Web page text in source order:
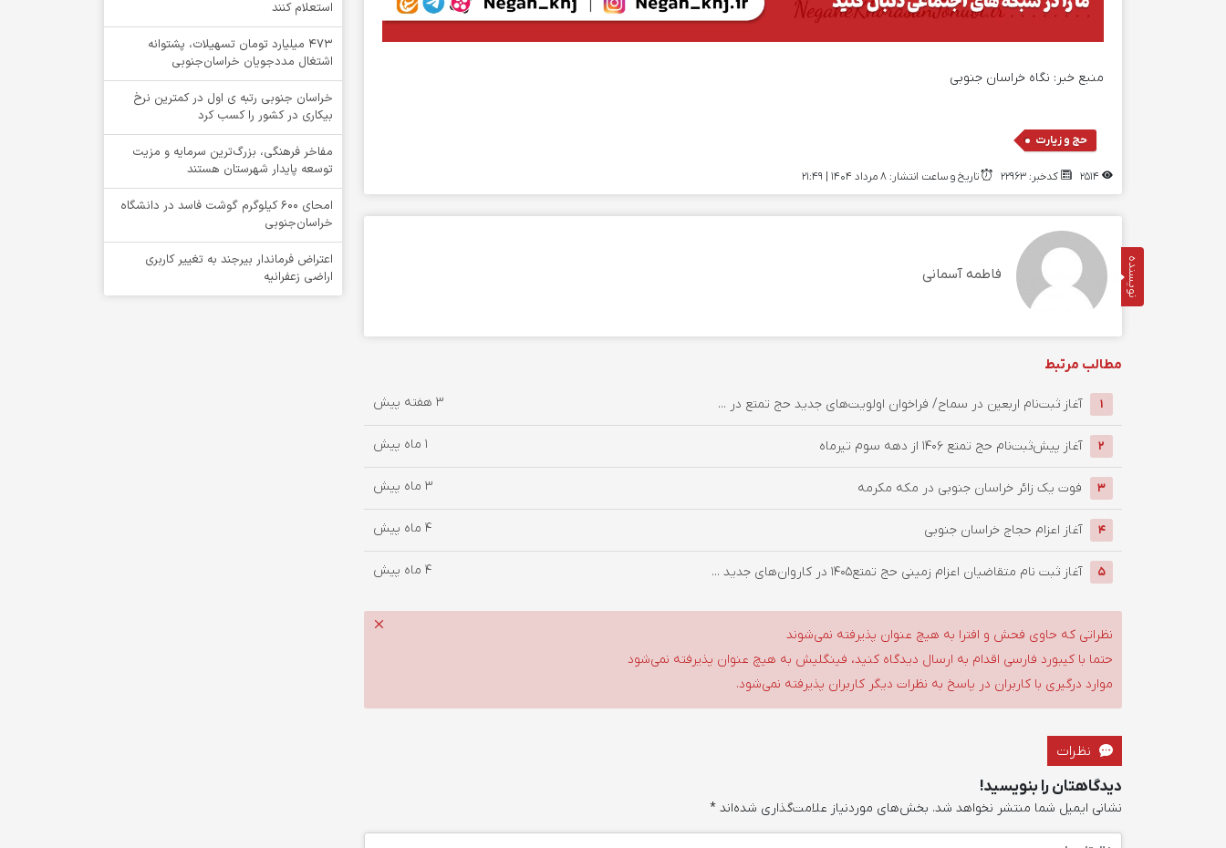
منبع خبر: نگاه خراسان جنوبی
حج و زیارت
کدخبر: 22963 تاریخ و ساعت انتشار: ۸ مرداد ۱۴۰۴ | 21:49
نویسنده فاطمه آسمانی
مطالب مرتبط
1 آغاز ثبت‌نام اربعین در سماح/ فراخوان اولویت‌های جدید حج تمتع در ... 3 هفته پیش
2 آغاز پیش‌ثبت‌نام حج تمتع ۱۴۰۶ از دهه سوم تیرماه 1 ماه پیش
3 فوت یک زائر خراسان جنوبی در مکه مکرمه 3 ماه پیش
4 آغاز اعزام حجاج خراسان جنوبی 4 ماه پیش
5 آغاز ثبت نام متقاضیان اعزام زمینی حج تمتع۱۴۰۵ در کاروان‌های جدید ... 4 ماه پیش
نظراتی که حاوی فحش و افترا به هیچ عنوان پذیرفته نمی‌شوند
حتما با کیبورد فارسی اقدام به ارسال دیدگاه کنید، فینگلیش به هیچ عنوان پذیرفته نمی‌شود
موارد درگیری با کاربران در پاسخ به نظرات دیگر کاربران پذیرفته نمی‌شود.
نظرات
دیدگاهتان را بنویسید!
نشانی ایمیل شما منتشر نخواهد شد. بخش‌های موردنیاز علامت‌گذاری شده‌اند *
استعلام کنند
۴۷۳ میلیارد تومان تسهیلات، پشتوانه
اشتغال مددجویان خراسان‌جنوبی
خراسان جنوبی رتبه ی اول در کمترین نرخ
بیکاری در کشور را کسب کرد
مفاخر فرهنگی، بزرگ‌ترین سرمایه و مزیت
توسعه پایدار شهرستان هستند
امحای ۶۰۰ کیلوگرم گوشت فاسد در دانشگاه
خراسان‌جنوبی
اعتراض فرماندار بیرجند به تغییر کاربری
اراضی زعفرانیه